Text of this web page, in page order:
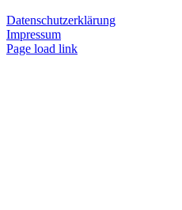
Datenschutzerklärung
Impressum
Page load link